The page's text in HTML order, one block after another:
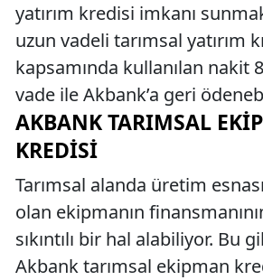
yatırım kredisi imkanı
uzun vadeli tarımsal yatırım
kapsamında kullanılan nakit
vade ile Akbank’a geri
AKBANK TARIMSAL
KREDISI
Tarımsal alanda üretim
olan ekipmanın
sıkıntılı bir hal alabiliyor. Bu
Akbank tarımsal ekipman